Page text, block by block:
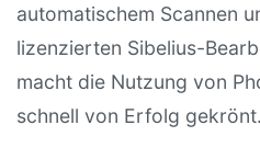
automatischem Scannen
lizenzierten Sibelius-
macht die Nutzung von
schnell von Erfolg gekrönt.